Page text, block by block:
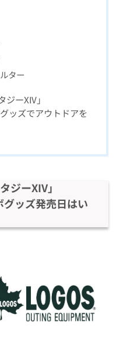
ター
ジーXIV」
ッズでアウトドアを
ジーXIV」
グッズ発売日はい